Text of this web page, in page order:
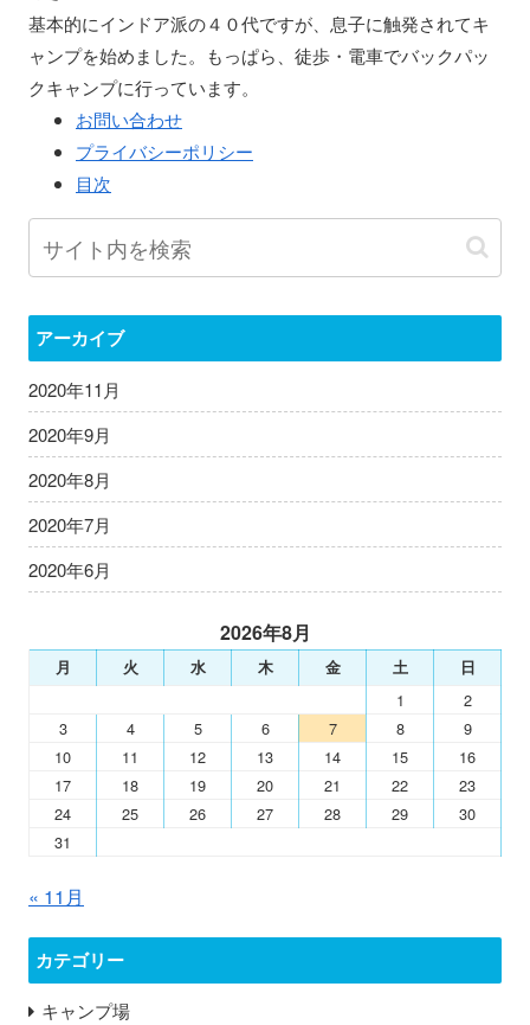
基本的にインドア派の４０代ですが、息子に触発されてキ
ャンプを始めました。もっぱら、徒歩・電車でバックパッ
クキャンプに行っています。
お問い合わせ
プライバシーポリシー
目次
アーカイブ
2020年11月
2020年9月
2020年8月
2020年7月
2020年6月
2026年8月
月 火 水 木 金 土 日
1
2
3
4 5 6 7 8
9
10
11 12 13 14 15
16
17
18 19 20 21 22
23
24
25 26 27 28 29
30
31
« 11月
カテゴリー
キャンプ場